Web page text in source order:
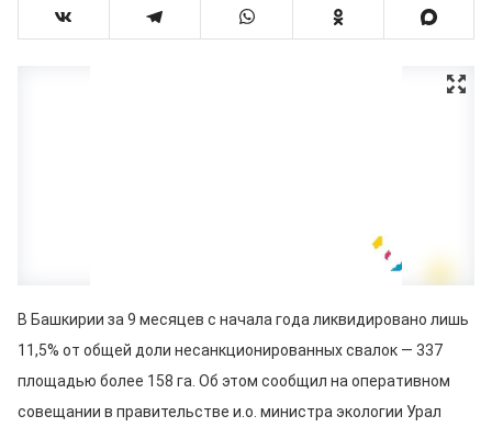
В Башкирии за 9 месяцев с начала года ликвидировано лишь
11,5% от общей доли несанкционированных свалок — 337
площадью более 158 га. Об этом сообщил на оперативном
совещании в правительстве и.о. министра экологии Урал